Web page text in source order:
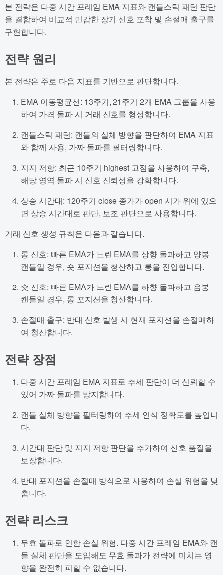
본 전략은 다중 시간 프레임 EMA 지표와 캔들스틱 패턴 판단
을 결합하여 비교적 민감한 장기 신호 포착 및 손절매 출구를
구현합니다.
전략 원리
본 전략은 주로 다음 지표를 기반으로 판단합니다.
EMA 이동평균선: 13주기, 21주기 2개 EMA 그룹을 사용
하여 가격 돌파 시 거래 신호를 형성합니다.
캔들스틱 패턴: 캔들의 실체 방향을 판단하여 EMA 지표
와 함께 사용, 가짜 돌파를 필터링합니다.
지지 저항: 최근 10주기 highest 고점을 사용하여 구축,
해당 영역 돌파 시 신호 신뢰성을 강화합니다.
상승 시간대: 120주기 close 종가가 open 시가 위에 있으
면 상승 시간대로 판단, 보조 판단으로 사용합니다.
거래 신호 생성 규칙은 다음과 같습니다.
롱 신호: 빠른 EMA가 느린 EMA를 상향 돌파하고 양봉
캔들일 경우, 숏 포지션을 청산하고 롱을 진입합니다.
숏 신호: 빠른 EMA가 느린 EMA를 하향 돌파하고 음봉
캔들일 경우, 롱 포지션을 청산합니다.
손절매 출구: 반대 신호 발생 시 현재 포지션을 손절매하
여 청산합니다.
전략 장점
다중 시간 프레임 EMA 지표로 추세 판단이 더 신뢰할 수
있어 가짜 돌파를 방지합니다.
캔들 실체 방향을 필터링하여 추세 인식 정확도를 높입니
다.
시간대 판단 및 지지 저항 판단을 추가하여 신호 품질을
보장합니다.
반대 포지션을 손절매 방식으로 사용하여 손실 위험을 낮
춥니다.
전략 리스크
무효 돌파로 인한 손실 위험. 다중 시간 프레임 EMA와 캔
들 실체 판단을 도입해도 무효 돌파가 전략에 미치는 영
향을 완전히 피할 수 없습니다.